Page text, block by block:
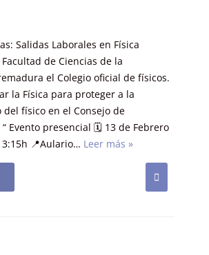
Salidas Laborales en Física
de Ciencias de la
el Colegio oficial de físicos.
la Física para proteger a la
físico en el Consejo de
Evento presencial 🗓️ 13 de Febrero
📍Aulario… Leer más »